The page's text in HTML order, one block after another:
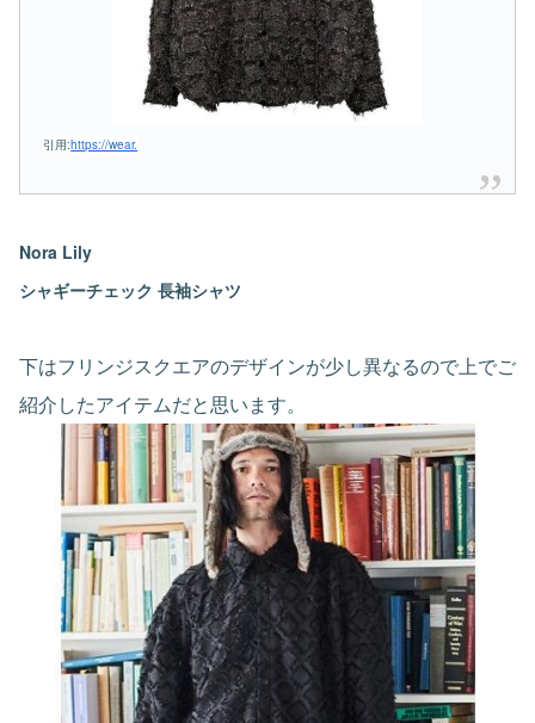
引用:https://wear.
Nora Lily
シャギーチェック 長袖シャツ
下はフリンジスクエアのデザインが少し異なるので上でご
紹介したアイテムだと思います。